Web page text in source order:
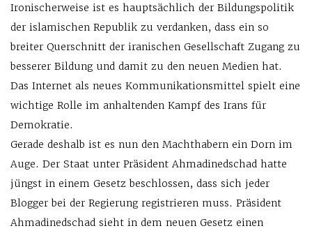
Ironischerweise ist es hauptsächlich der Bildungspolitik
der islamischen Republik zu verdanken, dass ein so
breiter Querschnitt der iranischen Gesellschaft Zugang zu
besserer Bildung und damit zu den neuen Medien hat.
Das Internet als neues Kommunikationsmittel spielt eine
wichtige Rolle im anhaltenden Kampf des Irans für
Demokratie.
Gerade deshalb ist es nun den Machthabern ein Dorn im
Auge. Der Staat unter Präsident Ahmadinedschad hatte
jüngst in einem Gesetz beschlossen, dass sich jeder
Blogger bei der Regierung registrieren muss. Präsident
Ahmadinedschad sieht in dem neuen Gesetz einen